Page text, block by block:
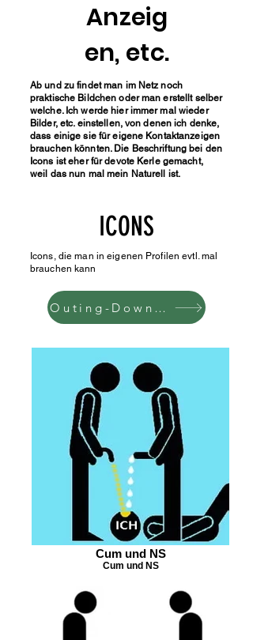
Anzeig
en, etc.
Ab und zu findet man im Netz noch
praktische Bildchen oder man erstellt selber
welche. Ich werde hier immer mal wieder
Bilder, etc. einstellen, von denen ich denke,
dass einige sie für eigene Kontaktanzeigen
brauchen könnten. Die Beschriftung bei den
Icons ist eher für devote Kerle gemacht,
weil das nun mal mein Naturell ist.
ICONS
Icons, die man in eigenen Profilen evtl. mal
brauchen kann
Outing-Downloads
Cum und NS
Cum und NS